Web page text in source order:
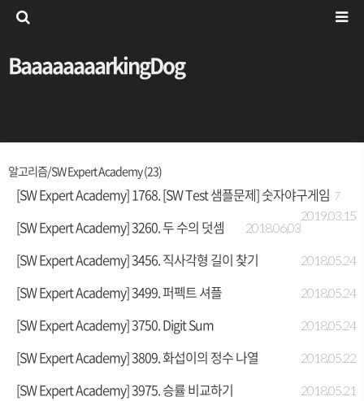
BaaaaaaaarkingDog
알고리즘/SW Expert Academy (23)
[SW Expert Academy] 1768. [SW Test 샘플문제] 숫자야구게임 7
2019.03.15
[SW Expert Academy] 3260. 두 수의 덧셈 2018.06.03
[SW Expert Academy] 3456. 직사각형 길이 찾기 2018.05.24
[SW Expert Academy] 3499. 퍼펙트 셔플 2018.05.24
[SW Expert Academy] 3750. Digit Sum 2018.05.24
[SW Expert Academy] 3809. 화섭이의 정수 나열 2018.05.22
[SW Expert Academy] 3975. 승률 비교하기 2018.05.21